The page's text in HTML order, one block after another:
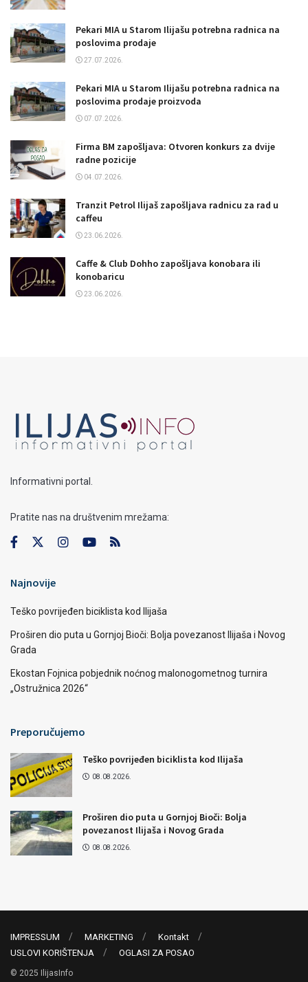
Pekari MIA u Starom Ilijašu potrebna radnica na
poslovima prodaje
27.07.2026.
Pekari MIA u Starom Ilijašu potrebna radnica na
poslovima prodaje proizvoda
07.07.2026.
Firma BM zapošljava: Otvoren konkurs za dvije
radne pozicije
04.07.2026.
Tranzit Petrol Ilijaš zapošljava radnicu za rad u
caffeu
23.06.2026.
Caffe & Club Dohho zapošljava konobara ili
konobaricu
23.06.2026.
Informativni portal.
Pratite nas na društvenim mrežama:
Najnovije
Teško povrijeđen biciklista kod Ilijaša
Proširen dio puta u Gornjoj Bioči: Bolja povezanost Ilijaša i Novog
Grada
Ekostan Fojnica pobjednik noćnog malonogometnog turnira
„Ostružnica 2026“
Preporučujemo
Teško povrijeđen biciklista kod Ilijaša
08.08.2026.
Proširen dio puta u Gornjoj Bioči: Bolja
povezanost Ilijaša i Novog Grada
08.08.2026.
IMPRESSUM MARKETING
Kontakt
USLOVI KORIŠTENJA
OGLASI ZA POSAO
© 2025 IlijasInfo